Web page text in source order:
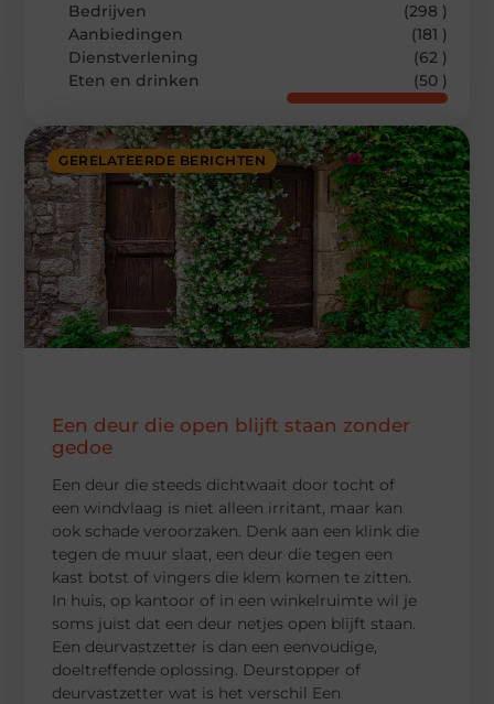
GERELATEERDE BERICHTEN
Een deur die open blijft staan zonder
gedoe
Een deur die steeds dichtwaait door tocht of
een windvlaag is niet alleen irritant, maar kan
ook schade veroorzaken. Denk aan een klink die
tegen de muur slaat, een deur die tegen een
kast botst of vingers die klem komen te zitten.
In huis, op kantoor of in een winkelruimte wil je
soms juist dat een deur netjes open blijft staan.
Een deurvastzetter is dan een eenvoudige,
doeltreffende oplossing. Deurstopper of
deurvastzetter wat is het verschil Een
Bedrijven
(298 )
Aanbiedingen
(181 )
Dienstverlening
(62 )
Eten en drinken
(50 )